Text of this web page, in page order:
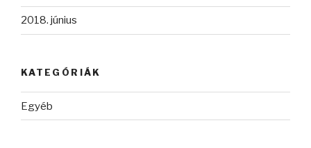
2018. június
KATEGÓRIÁK
Egyéb